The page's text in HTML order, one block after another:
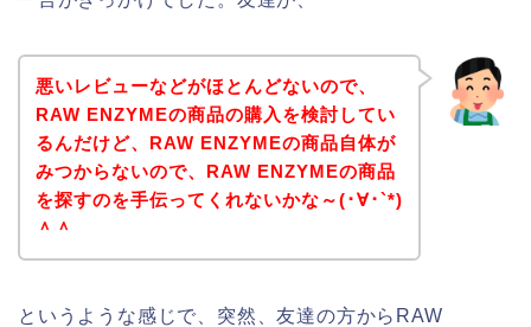
悪いレビューなどがほとんどないので、
RAW ENZYMEの商品の購入を検討してい
るんだけど、RAW ENZYMEの商品自体が
みつからないので、RAW ENZYMEの商品
を探すのを手伝ってくれないかな～(･∀･`*)
＾＾
というような感じで、突然、友達の方からRAW